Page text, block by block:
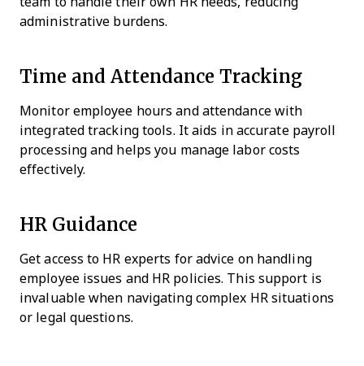
administrative burdens.
Time and Attendance Tracking
Monitor employee hours and attendance with
integrated tracking tools. It aids in accurate payroll
processing and helps you manage labor costs
effectively.
HR Guidance
Get access to HR experts for advice on handling
employee issues and HR policies. This support is
invaluable when navigating complex HR situations
or legal questions.